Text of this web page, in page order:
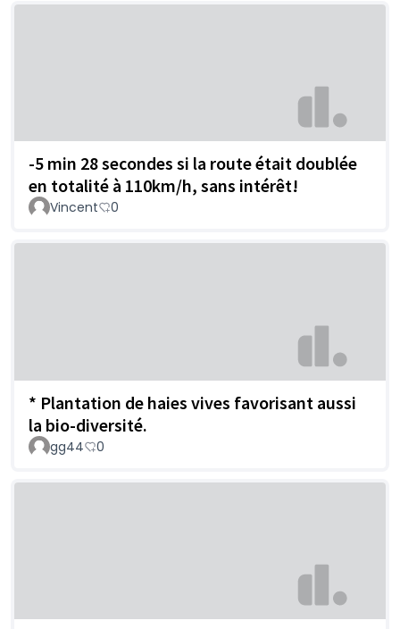
-5 min 28 secondes si la route était doublée
en totalité à 110km/h, sans intérêt!
Vincent 0
* Plantation de haies vives favorisant aussi
la bio-diversité.
gg44 0